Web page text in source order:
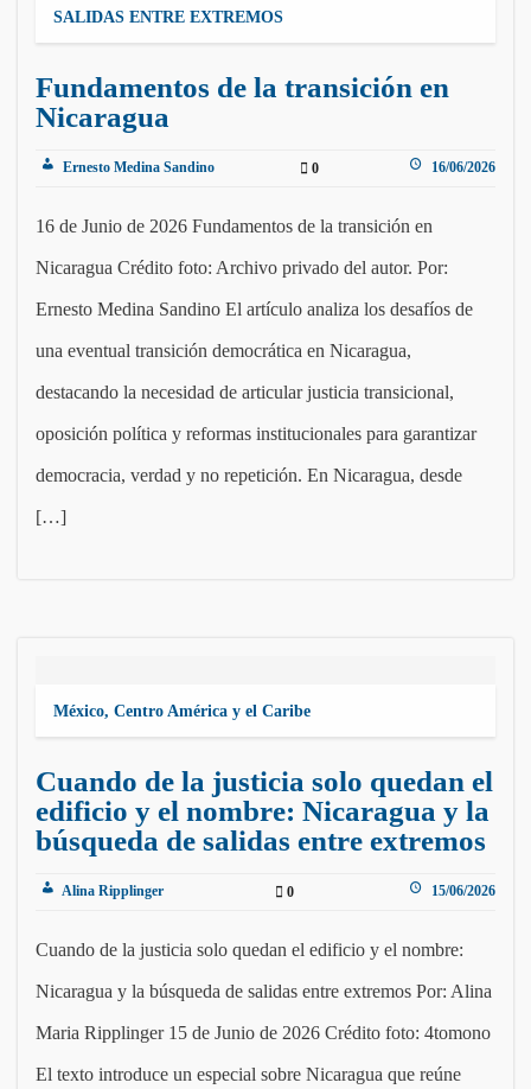
SALIDAS ENTRE EXTREMOS
Fundamentos de la transición en
Nicaragua
Ernesto Medina Sandino 0 16/06/2026
16 de Junio de 2026 Fundamentos de la transición en
Nicaragua Crédito foto: Archivo privado del autor. Por:
Ernesto Medina Sandino El artículo analiza los desafíos de
una eventual transición democrática en Nicaragua,
destacando la necesidad de articular justicia transicional,
oposición política y reformas institucionales para garantizar
democracia, verdad y no repetición. En Nicaragua, desde
[…]
México, Centro América y el Caribe
Cuando de la justicia solo quedan el
edificio y el nombre: Nicaragua y la
búsqueda de salidas entre extremos
Alina Ripplinger 0 15/06/2026
Cuando de la justicia solo quedan el edificio y el nombre:
Nicaragua y la búsqueda de salidas entre extremos Por: Alina
Maria Ripplinger 15 de Junio de 2026 Crédito foto: 4tomono
El texto introduce un especial sobre Nicaragua que reúne